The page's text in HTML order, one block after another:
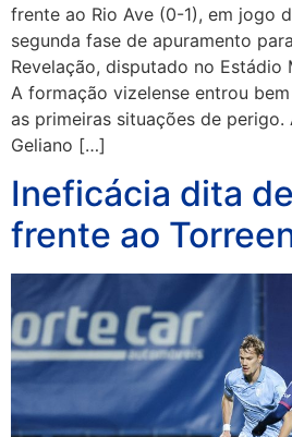
frente ao Rio Ave (0-1), em jogo
segunda fase de apuramento
Revelação, disputado no Estádio
A formação vizelense entrou
as primeiras situações de perigo.
Geliano […]
Ineficácia dita
frente ao